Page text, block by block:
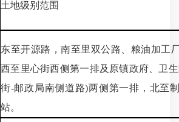
土地级别范围
东至开源路，南至里双公路、粮油加工
西至里心街西侧第一排及原镇政府、卫
街-邮政局南侧道路)两侧第一排，北至
站。